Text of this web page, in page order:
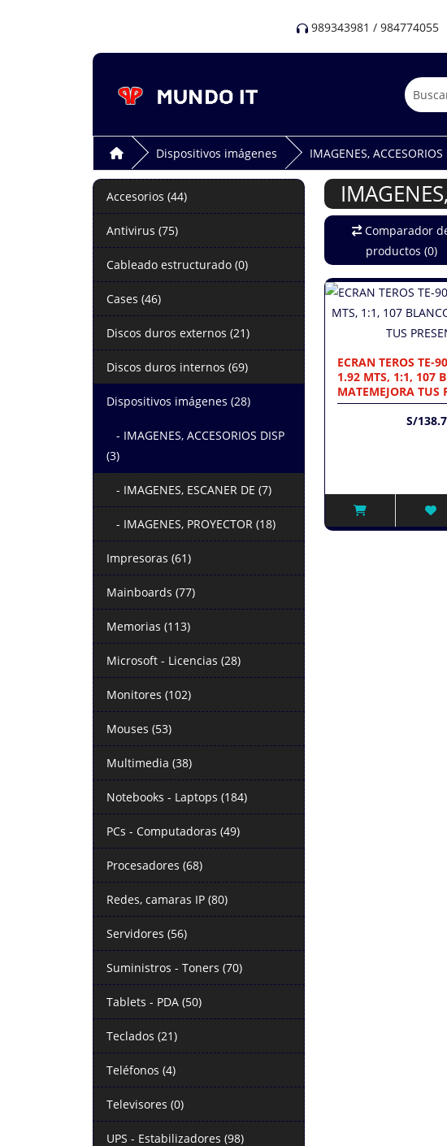
989343981 / 984774055
Dispositivos imágenes IMAGENES, ACCESORIOS
Accesorios (44)
Antivirus (75)
Cableado estructurado (0)
Cases (46)
Discos duros externos (21)
Discos duros internos (69)
Dispositivos imágenes (28)
- IMAGENES, ACCESORIOS DISP
(3)
- IMAGENES, ESCANER DE (7)
- IMAGENES, PROYECTOR (18)
Impresoras (61)
Mainboards (77)
Memorias (113)
Microsoft - Licencias (28)
Monitores (102)
Mouses (53)
Multimedia (38)
Notebooks - Laptops (184)
PCs - Computadoras (49)
Procesadores (68)
Redes, camaras IP (80)
Servidores (56)
Suministros - Toners (70)
Tablets - PDA (50)
Teclados (21)
Teléfonos (4)
Televisores (0)
UPS - Estabilizadores (98)
Comparador
productos (0)
ECRAN TEROS TE-
1.92 MTS, 1:1, 107
MATEMEJORA TUS
S/